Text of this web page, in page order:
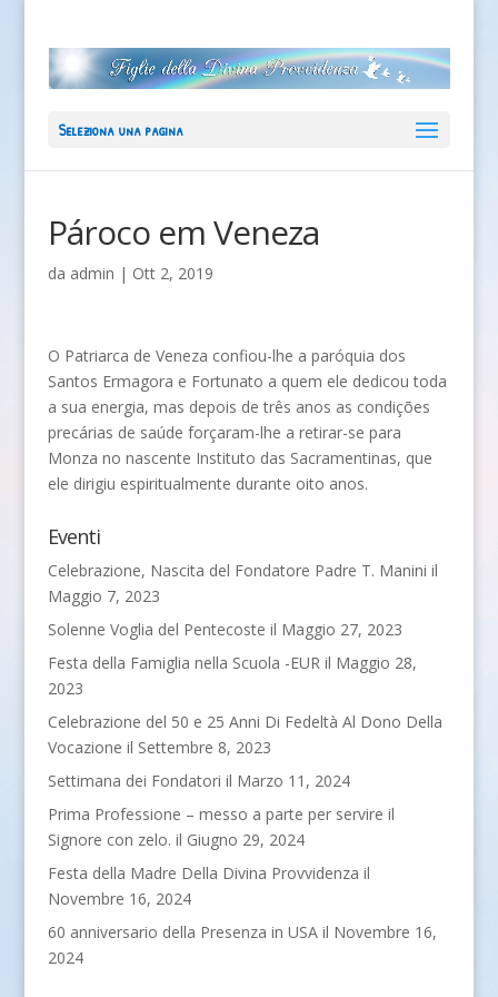
Seleziona una pagina
Pároco em Veneza
da admin | Ott 2, 2019
O Patriarca de Veneza confiou-lhe a paróquia dos
Santos Ermagora e Fortunato a quem ele dedicou toda
a sua energia, mas depois de três anos as condições
precárias de saúde forçaram-lhe a retirar-se para
Monza no nascente Instituto das Sacramentinas, que
ele dirigiu espiritualmente durante oito anos.
Eventi
Celebrazione, Nascita del Fondatore Padre T. Manini il
Maggio 7, 2023
Solenne Voglia del Pentecoste il Maggio 27, 2023
Festa della Famiglia nella Scuola -EURil Maggio 28,
2023
Celebrazione del 50 e 25 Anni Di Fedeltà Al Dono Della
Vocazione il Settembre 8, 2023
Settimana dei Fondatori il Marzo 11, 2024
Prima Professione – messo a parte per servire il
Signore con zelo. il Giugno 29, 2024
Festa della Madre Della Divina Provvidenza il
Novembre 16, 2024
60 anniversario della Presenza in USAil Novembre 16,
2024